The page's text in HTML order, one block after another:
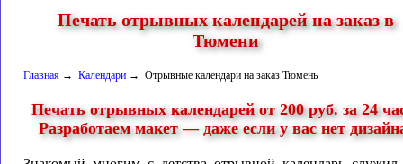
Печать отрывных календарей на заказ в
Тюмени
Главная → Календари → Отрывные календари на заказ Тюмень
Печать отрывных календарей от 200 руб. за 24
Разработаем макет — даже если у вас нет